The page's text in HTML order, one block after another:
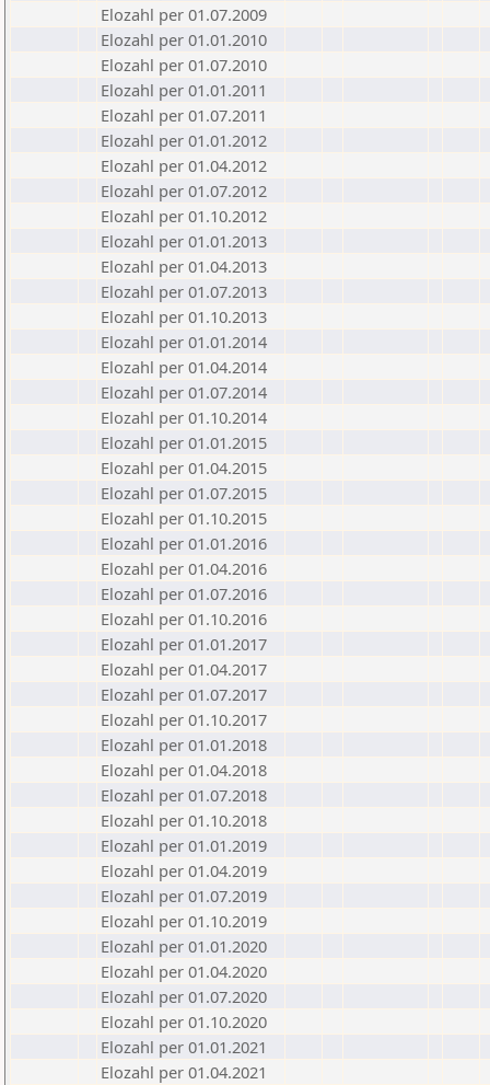
Elozahl per 01.07.2009
Elozahl per 01.01.2010
Elozahl per 01.07.2010
Elozahl per 01.01.2011
Elozahl per 01.07.2011
Elozahl per 01.01.2012
Elozahl per 01.04.2012
Elozahl per 01.07.2012
Elozahl per 01.10.2012
Elozahl per 01.01.2013
Elozahl per 01.04.2013
Elozahl per 01.07.2013
Elozahl per 01.10.2013
Elozahl per 01.01.2014
Elozahl per 01.04.2014
Elozahl per 01.07.2014
Elozahl per 01.10.2014
Elozahl per 01.01.2015
Elozahl per 01.04.2015
Elozahl per 01.07.2015
Elozahl per 01.10.2015
Elozahl per 01.01.2016
Elozahl per 01.04.2016
Elozahl per 01.07.2016
Elozahl per 01.10.2016
Elozahl per 01.01.2017
Elozahl per 01.04.2017
Elozahl per 01.07.2017
Elozahl per 01.10.2017
Elozahl per 01.01.2018
Elozahl per 01.04.2018
Elozahl per 01.07.2018
Elozahl per 01.10.2018
Elozahl per 01.01.2019
Elozahl per 01.04.2019
Elozahl per 01.07.2019
Elozahl per 01.10.2019
Elozahl per 01.01.2020
Elozahl per 01.04.2020
Elozahl per 01.07.2020
Elozahl per 01.10.2020
Elozahl per 01.01.2021
Elozahl per 01.04.2021